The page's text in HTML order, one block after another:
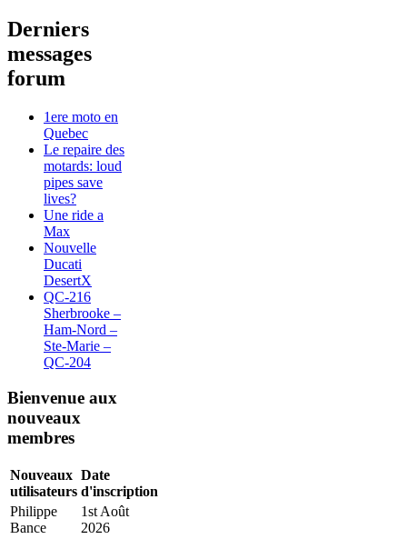
Derniers
messages
forum
1ere moto en
Quebec
Le repaire des
motards: loud
pipes save
lives?
Une ride a
Max
Nouvelle
Ducati
DesertX
QC-216
Sherbrooke –
Ham-Nord –
Ste-Marie –
QC-204
Bienvenue aux
nouveaux
membres
Nouveaux
utilisateurs
Date
d'inscription
Philippe
Bance
1st Août
2026